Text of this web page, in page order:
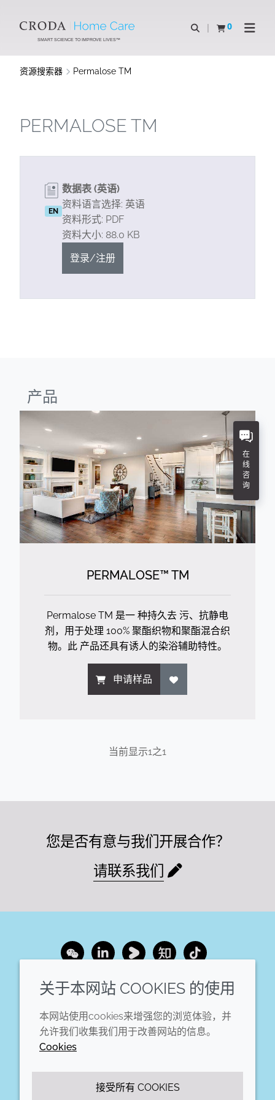
CONTENTSMART SCIENCE TO IMPROVE LIVES™
Open Search
0
查看购物车Open
资源搜索器 Permalose TM
PERMALOSE TM
EN
数据表 (英语)
资料语言选择: 英语
资料形式: PDF
资料大小: 88.0 KB
登录/注册
产品
PERMALOSE™ TM
Permalose TM 是一 种持久去 污、抗静电
剂，用于处理 100% 聚酯织物和聚酯混合织
物。此 产品还具有诱人的染浴辅助特性。
申请样品
当前显示1之1
您是否有意与我们开展合作？
请联系我们
WechatLinkedInYoukuZhihu Tiktok
企业
年度报告
可持续发展报告
法律信息
条款和条件
Cookie政策
隐私声明
关于本网站 COOKIES 的使用
本网站使用cookies来增强您的浏览体验，并
允许我们收集我们用于改善网站的信息。
Cookies
接受所有 COOKIES
在
线
咨
询